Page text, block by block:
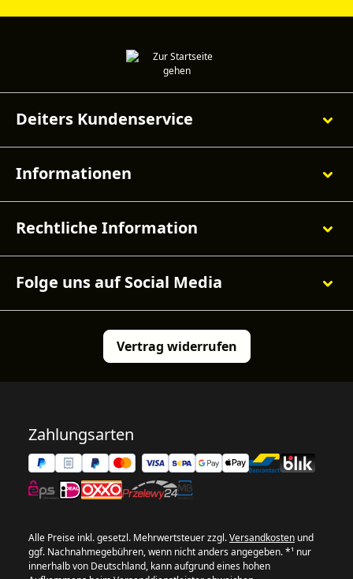
Deiters Kundenservice
Informationen
Rechtliche Information
Folge uns auf Social Media
Vertrag widerrufen
Zahlungsarten
Alle Preise inkl. gesetzl. Mehrwertsteuer zzgl.Versandkosten und
ggf. Nachnahmegebühren, wenn nicht anders angegeben. *¹ nur
innerhalb von Deutschland, kann aufgrund eines hohen